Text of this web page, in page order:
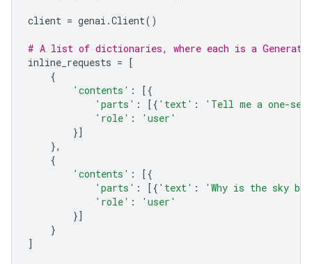
client = genai .Client()
# A list of dictionaries, where each is a
inline_requests = [
{
'contents' :
[{
'parts' : [{ 'text' :
'Tell me a one-
'role' :
'user'
}]
},
{
'contents' :
[{
'parts' : [{ 'text' :
'Why is the sky
'role' :
'user'
}]
}
]